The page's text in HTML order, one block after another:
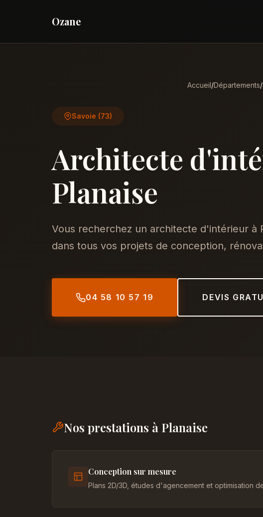
Ozane
Accueil/Départements/
Savoie (73)
Architecte
Planaise
Vous recherchez un architecte d'intérieur à
dans tous vos projets de conception,
04 58 10 57 19 DEVIS
Nos prestations à Planaise
Conception sur mesure
Plans 2D/3D, études d'agencement et optimisation